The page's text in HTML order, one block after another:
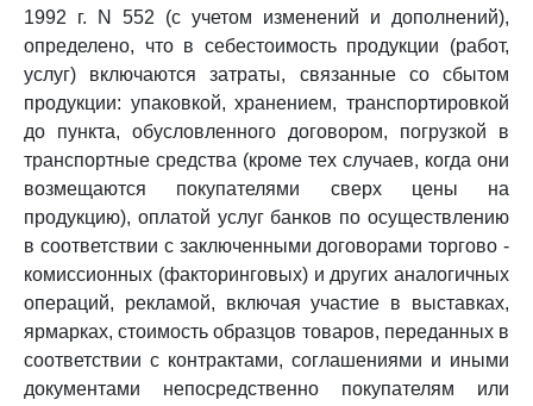
1992 г. N 552 (с учетом изменений и дополнений),
определено, что в себестоимость продукции (работ,
услуг) включаются затраты, связанные со сбытом
продукции: упаковкой, хранением, транспортировкой
до пункта, обусловленного договором, погрузкой в
транспортные средства (кроме тех случаев, когда они
возмещаются покупателями сверх цены на
продукцию), оплатой услуг банков по осуществлению
в соответствии с заключенными договорами торгово -
комиссионных (факторинговых) и других аналогичных
операций, рекламой, включая участие в выставках,
ярмарках, стоимость образцов товаров, переданных в
соответствии с контрактами, соглашениями и иными
документами непосредственно покупателям или